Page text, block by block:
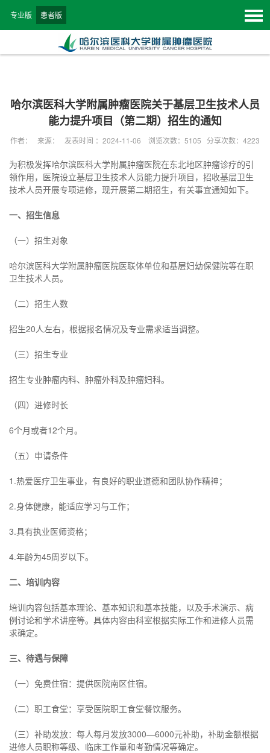
专业版 患者版
哈尔滨医科大学附属肿瘤医院关于基层卫生技术人员
能力提升项目（第二期）招生的通知
作者： 来源： 发表时间 ：2024-11-06 浏览次数： 5105 分享次数：4223
为积极发挥哈尔滨医科大学附属肿瘤医院在东北地区肿瘤诊疗的引
领作用，医院设立基层卫生技术人员能力提升项目，招收基层卫生
技术人员开展专项进修，现开展第二期招生，有关事宜通知如下。
一、招生信息
（一）招生对象
哈尔滨医科大学附属肿瘤医院医联体单位和基层妇幼保健院等在职
卫生技术人员。
（二）招生人数
招生20人左右，根据报名情况及专业需求适当调整。
（三）招生专业
招生专业肿瘤内科、肿瘤外科及肿瘤妇科。
（四）进修时长
6个月或者12个月。
（五）申请条件
1.热爱医疗卫生事业，有良好的职业道德和团队协作精神；
2.身体健康，能适应学习与工作；
3.具有执业医师资格；
4.年龄为45周岁以下。
二、培训内容
培训内容包括基本理论、基本知识和基本技能，以及手术演示、病
例讨论和学术讲座等。具体内容由科室根据实际工作和进修人员需
求确定。
三、待遇与保障
（一）免费住宿：提供医院南区住宿。
（二）职工食堂：享受医院职工食堂餐饮服务。
（三）补助发放：每人每月发放3000—6000元补助，补助金额根据
进修人员职称等级、临床工作量和考勤情况等确定。